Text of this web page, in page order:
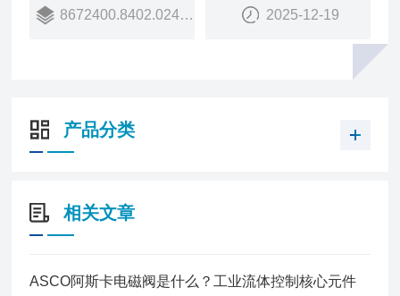
商品型号：
销量：
10
8672400.8402.024.00 2025-12-19
产品分类
相关文章
ASCO阿斯卡电磁阀是什么？工业流体控制核心元件